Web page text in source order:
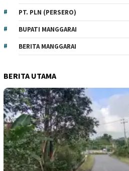
PT. PLN (PERSERO)
BUPATI MANGGARAI
BERITA MANGGARAI
BERITA UTAMA